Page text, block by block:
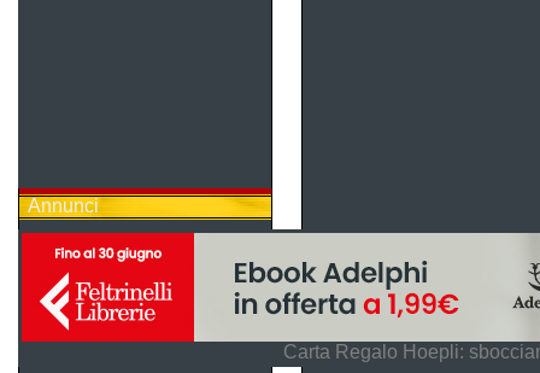
Annunci
Carta Regalo Hoepli: